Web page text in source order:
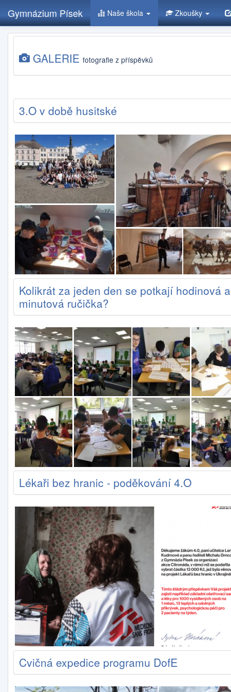
Přejít
hlavnímu
Gymnázium Písek Naše škola Zkoušky
GALERIE fotografie z příspěvků
3.O v době husitské
Kolikrát za jeden den se potkají hodinová a
minutová ručička?
Lékaři bez hranic - poděkování 4.O
Cvičná expedice programu DofE